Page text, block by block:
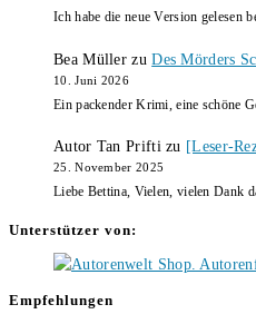
Ich habe die neue Version gelesen
Bea Müller zuDes Mörders
10. Juni 2026
Ein packender Krimi, eine schöne
Autor Tan Priftizu [Leser-
25. November 2025
Liebe Bettina, Vielen, vielen Dank
Unterstützer von:
Empfehlungen